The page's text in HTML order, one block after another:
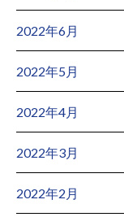
2022年6月
2022年5月
2022年4月
2022年3月
2022年2月